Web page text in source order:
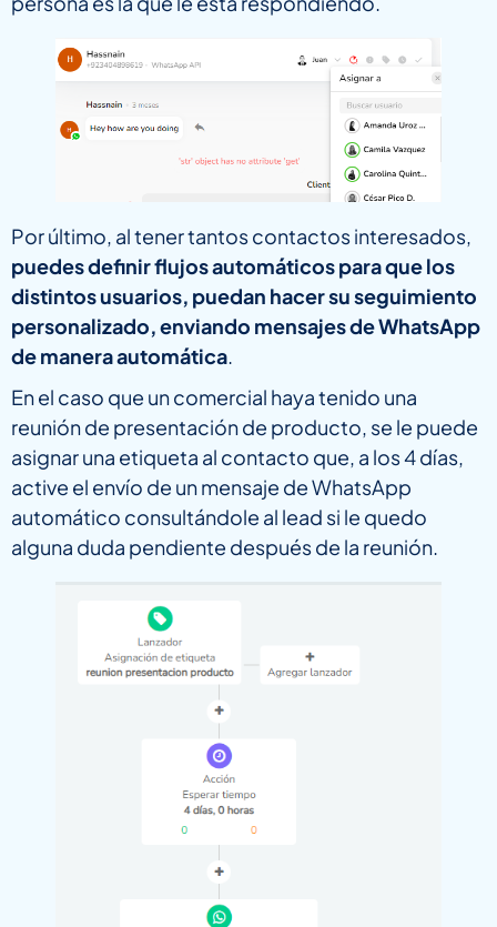
Por último, al tener tantos contactos interesados,
puedes definir flujos automáticos para que los
distintos usuarios, puedan hacer su seguimiento
personalizado, enviando mensajes de WhatsApp
de manera automática.
En el caso que un comercial haya tenido una
reunión de presentación de producto, se le puede
asignar una etiqueta al contacto que, a los 4 días,
active el envío de un mensaje de WhatsApp
automático consultándole al lead si le quedo
alguna duda pendiente después de la reunión.